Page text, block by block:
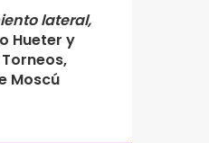
lateral,
Hueter y
Moscú